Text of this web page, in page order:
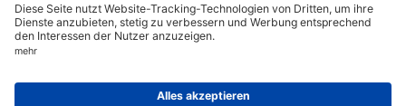
Impressum
Kontakt